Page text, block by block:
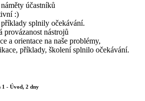
účastníků
:)
splnily očekávání.
provázanost nástrojů
a orientace na naše problémy,
příklady, školení splnilo očekávání.
1 - Úvod, 2 dny